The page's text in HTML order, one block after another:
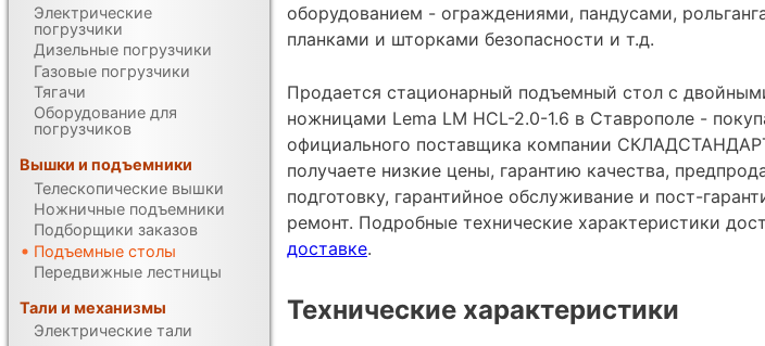
оборудованием - ограждениями, пандусами,
планками и шторками безопасности и т.д.
Продается стационарный подъемный стол с
ножницами Lema LM HCL-2.0-1.6 в Ставрополе -
официального поставщика компании
получаете низкие цены, гарантию качества,
подготовку, гарантийное обслуживание и пост-
ремонт. Подробные технические характеристики
доставке.
Технические характеристики
Электрические
погрузчики
Дизельные погрузчики
Газовые погрузчики
Тягачи
Оборудование для
погрузчиков
Вышки и подъемники
Телескопические вышки
Ножничные подъемники
Подборщики заказов
Подъемные столы
Передвижные лестницы
Тали и механизмы
Электрические тали